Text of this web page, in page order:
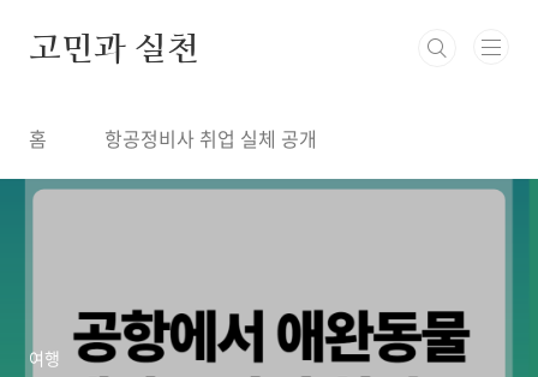
고민과 실천
홈 항공정비사 취업 실체 공개
여행